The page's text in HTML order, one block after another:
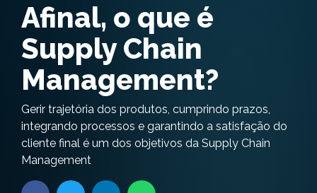
Afinal, o que é
Supply Chain
Management?
Gerir trajetória dos produtos, cumprindo prazos,
integrando processos e garantindo a satisfação do
cliente final é um dos objetivos da Supply Chain
Management